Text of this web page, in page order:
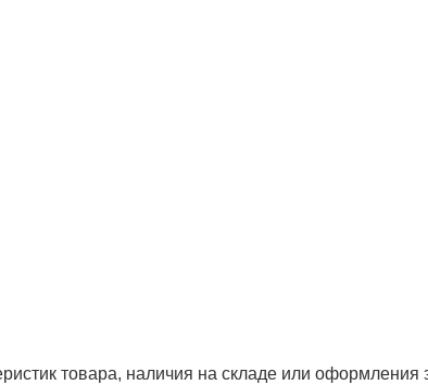
товара, наличия на складе или оформления